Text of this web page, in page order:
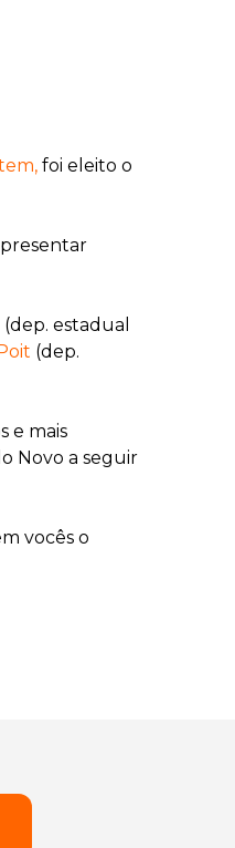
foi eleito o
(dep. estadual
(dep.
e mais
Novo a seguir
vocês o